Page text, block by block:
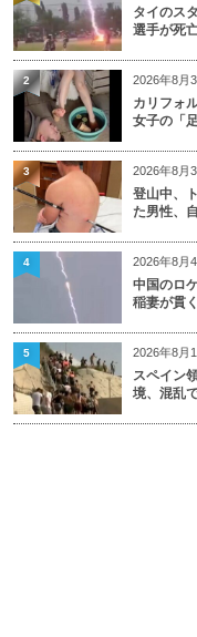
タイのス
選手が死
2026年8月
カリフォ
女子の「
2
2026年8月
登山中、
た男性、
3
2026年8月
中国のロ
稲妻が貫
4
2026年8月
スペイン
境、混乱
5